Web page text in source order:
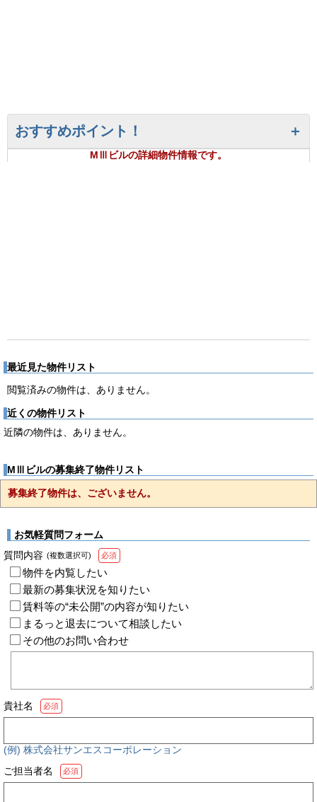
おすすめポイント！
MⅢビルの詳細物件情報です。
最近見た物件リスト
閲覧済みの物件は、ありません。
近くの物件リスト
近隣の物件は、ありません。
MⅢビルの募集終了物件リスト
募集終了物件は、ございません。
お気軽質問フォーム
質問内容 (複数選択可) 必須
物件を内覧したい
最新の募集状況を知りたい
賃料等の“未公開”の内容が知りたい
まるっと退去について相談したい
その他のお問い合わせ
貴社名 必須
(例) 株式会社サンエスコーポレーション
ご担当者名
必須